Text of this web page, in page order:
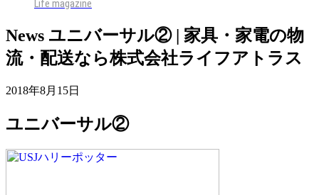
News ユニバーサル② | 家具・家電の物
流・配送なら株式会社ライフアトラス
2018年8月15日
ユニバーサル②